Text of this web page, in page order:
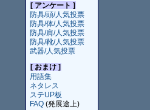
[ アンケート ]
防具/頭/人気投票
防具/体/人気投票
防具/肩/人気投票
防具/靴/人気投票
武器/人気投票
[ おまけ ]
用語集
ネタレス
ステUP板
FAQ(発展途上)